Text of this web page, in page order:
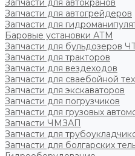
Запчасти для автокранов
Запчасти для автогрейдеров
Запчасти для
Баровые установки АТМ
Запчасти для бульдозеров
Запчасти для тракторов
Запчасти для вездеходов
Запчасти для сваебойной
Запчасти для экскаваторов
Запчасти для погрузчиков
Запчасти для грузовых
Запчасти ЧМЗАП
Запчасти для
Запчасти для болгарских